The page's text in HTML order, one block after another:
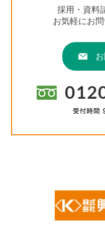
採用・資料
お気軽にお